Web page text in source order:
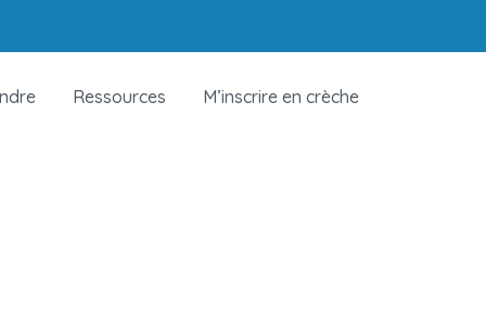
Ressources M’inscrire en crèche